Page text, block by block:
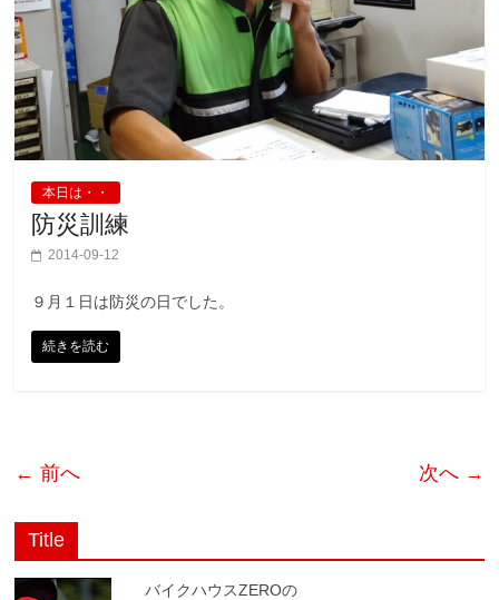
本日は・・
防災訓練
2014-09-12
９月１日は防災の日でした。
続きを読む
← 前へ 次へ →
Title
バイクハウスZEROの